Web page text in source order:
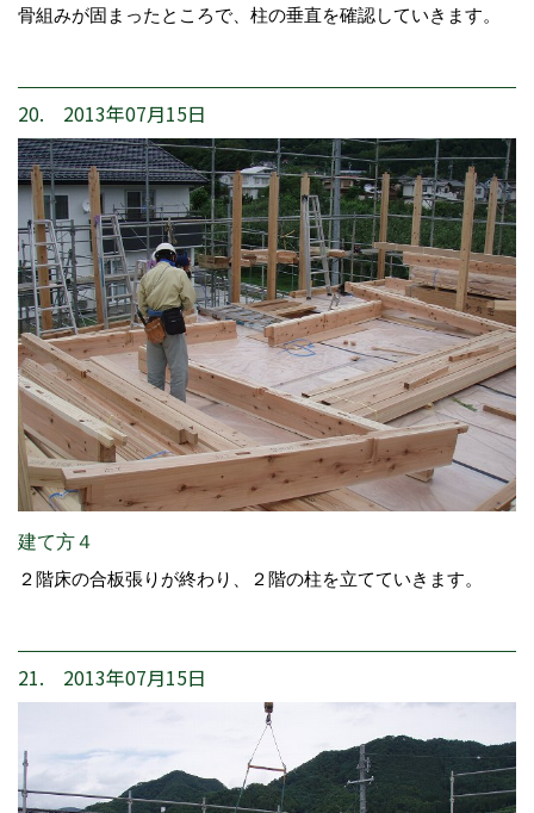
骨組みが固まったところで、柱の垂直を確認していきます。
20. 2013年07月15日
建て方４
２階床の合板張りが終わり、２階の柱を立てていきます。
21. 2013年07月15日